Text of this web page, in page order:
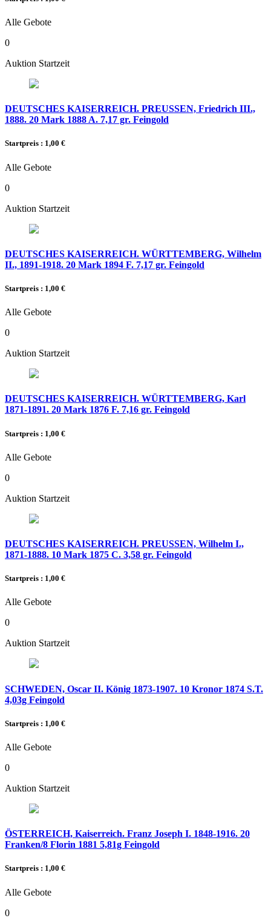
Alle Gebote
0
Auktion Startzeit
DEUTSCHES KAISERREICH. PREUSSEN, Friedrich III.,
1888. 20 Mark 1888 A. 7,17 gr. Feingold
Startpreis : 1,00 €
Alle Gebote
0
Auktion Startzeit
DEUTSCHES KAISERREICH. WÜRTTEMBERG, Wilhelm
II., 1891-1918. 20 Mark 1894 F. 7,17 gr. Feingold
Startpreis : 1,00 €
Alle Gebote
0
Auktion Startzeit
DEUTSCHES KAISERREICH. WÜRTTEMBERG, Karl
1871-1891. 20 Mark 1876 F. 7,16 gr. Feingold
Startpreis : 1,00 €
Alle Gebote
0
Auktion Startzeit
DEUTSCHES KAISERREICH. PREUSSEN, Wilhelm I.,
1871-1888. 10 Mark 1875 C. 3,58 gr. Feingold
Startpreis : 1,00 €
Alle Gebote
0
Auktion Startzeit
SCHWEDEN, Oscar II. König 1873-1907. 10 Kronor 1874 S.T.
4,03g Feingold
Startpreis : 1,00 €
Alle Gebote
0
Auktion Startzeit
ÖSTERREICH, Kaiserreich. Franz Joseph I. 1848-1916. 20
Franken/8 Florin 1881 5,81g Feingold
Startpreis : 1,00 €
Alle Gebote
0